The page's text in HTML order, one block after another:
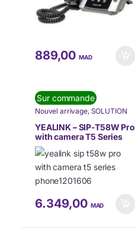
889,00MAD
Sur commande
Nouvel arrivage, SOLUTION
DE COMMUNICATION
TÉLÉPHONIE ,Téléphonie IP
(VoIP)
YEALINK – SIP-T58W Pro
with camera T5 Series
Phone(1201606)
6.349,00 MAD